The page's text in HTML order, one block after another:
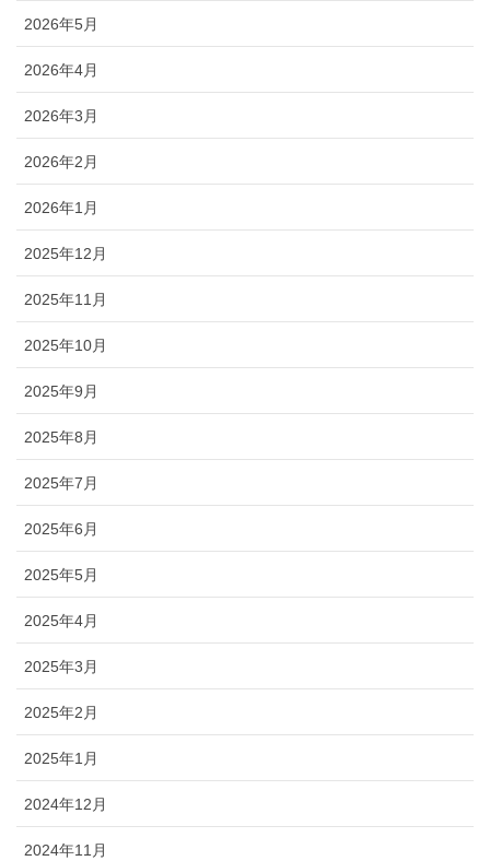
2026年5月
2026年4月
2026年3月
2026年2月
2026年1月
2025年12月
2025年11月
2025年10月
2025年9月
2025年8月
2025年7月
2025年6月
2025年5月
2025年4月
2025年3月
2025年2月
2025年1月
2024年12月
2024年11月